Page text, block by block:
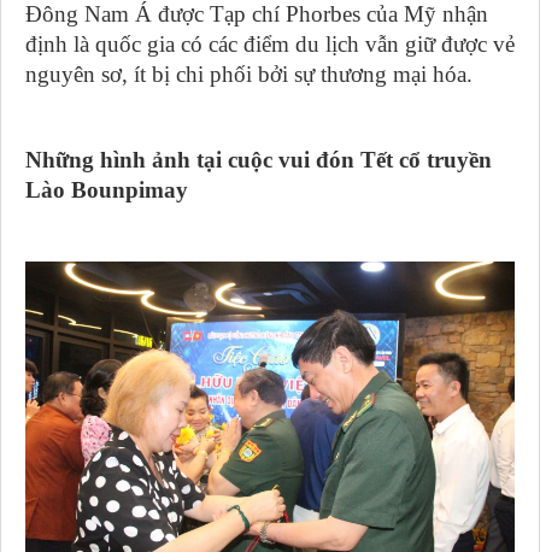
Đông Nam Á được Tạp chí Phorbes của Mỹ nhận
định là quốc gia có các điểm du lịch vẫn giữ được vẻ
nguyên sơ, ít bị chi phối bởi sự thương mại hóa.
Những hình ảnh tại cuộc vui đón Tết cổ truyền
Lào Bounpimay